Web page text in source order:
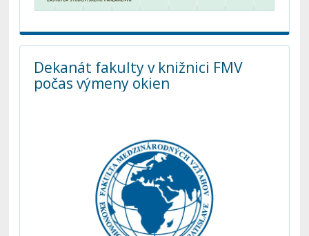
Dekanát fakulty v knižnici FMV
počas výmeny okien